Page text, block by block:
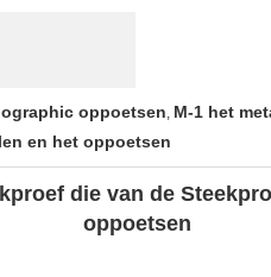
oppoetsen, M-1 het
en het oppoetsen
die van de
oppoetsen